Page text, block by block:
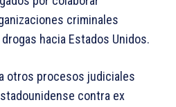
criminales
hacia Estados Unidos.
otros procesos judiciales
contra ex